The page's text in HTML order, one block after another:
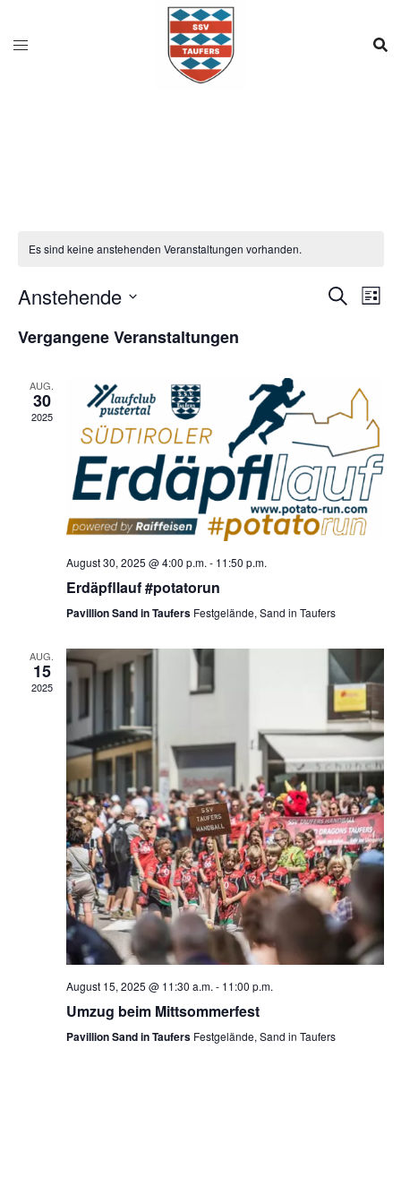
Es sind keine anstehenden Veranstaltungen vorhanden.
SUCHELISTE
Anstehende
wählen.
Vergangene Veranstaltungen
AUG.
30
2025
August 30, 2025 @ 4:00 p.m. - 11:50 p.m.
Erdäpfllauf #potatorun
Pavillion Sand in Taufers Festgelände, Sand in Taufers
AUG.
15
2025
August 15, 2025 @ 11:30 a.m. - 11:00 p.m.
Umzug beim Mittsommerfest
Pavillion Sand in Taufers Festgelände, Sand in Taufers